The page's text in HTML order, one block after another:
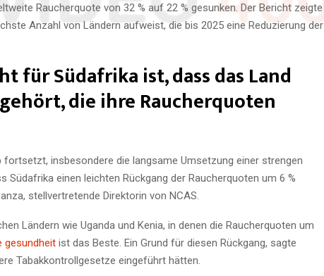
Raucherquote von 32 % auf 22 % gesunken. Der Bericht zeigte
Anzahl von Ländern aufweist, die bis 2025 eine Reduzierung der
für Südafrika ist, dass das Land
die ihre Raucherquoten
insbesondere die langsame Umsetzung einer strengen
Südafrika einen leichten Rückgang der Raucherquoten um 6 %
stellvertretende Direktorin von NCAS.
Ländern wie Uganda und Kenia, in denen die Raucherquoten um
gesundheit ist das Beste. Ein Grund für diesen Rückgang, sagte
Tabakkontrollgesetze eingeführt hätten.